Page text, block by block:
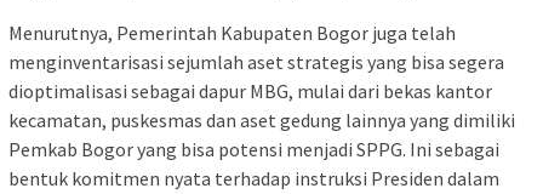
Menurutnya, Pemerintah Kabupaten Bogor juga telah
menginventarisasi sejumlah aset strategis yang bisa segera
dioptimalisasi sebagai dapur MBG, mulai dari bekas kantor
kecamatan, puskesmas dan aset gedung lainnya yang dimiliki
Pemkab Bogor yang bisa potensi menjadi SPPG. Ini sebagai
bentuk komitmen nyata terhadap instruksi Presiden dalam